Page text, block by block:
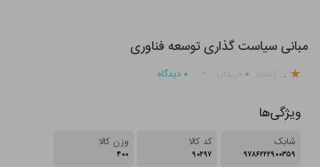
مبانی سیاست گذاری توسعه فناوری
. ۰ ۰ دیدگاه
ویژگی‌ها
شابک
۹۷۸۶۲۲۲۹۰۰۳۵۹
کد کالا
۹۰۲۹۷
وزن کالا
۴۰۰